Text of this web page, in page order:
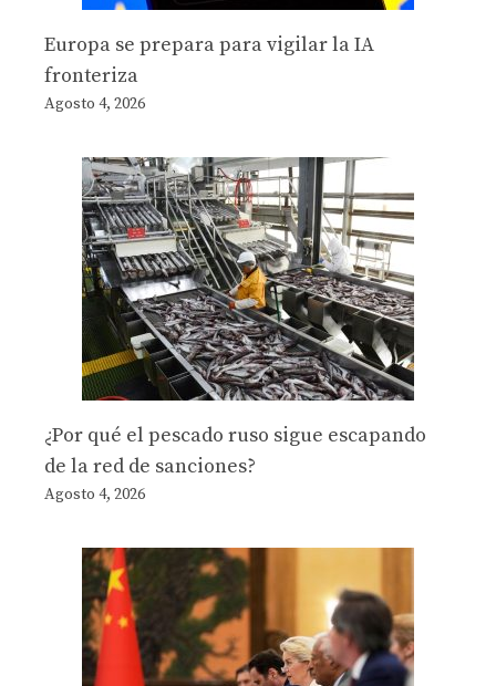
Europa se prepara para vigilar la IA
fronteriza
Agosto 4, 2026
¿Por qué el pescado ruso sigue escapando
de la red de sanciones?
Agosto 4, 2026